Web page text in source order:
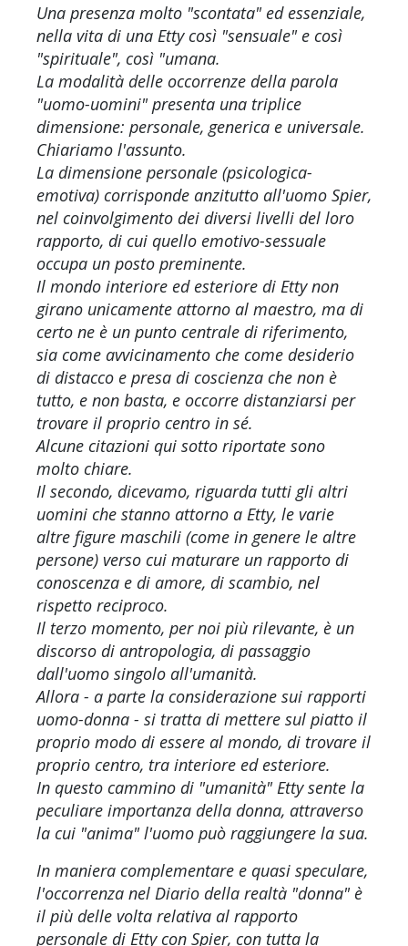
Una presenza molto "scontata" ed essenziale,
nella vita di una Etty così "sensuale" e così
"spirituale", così "umana.
La modalità delle occorrenze della parola
"uomo-uomini" presenta una triplice
dimensione: personale, generica e universale.
Chiariamo l'assunto.
La dimensione personale (psicologica-
emotiva) corrisponde anzitutto all'uomo Spier,
nel coinvolgimento dei diversi livelli del loro
rapporto, di cui quello emotivo-sessuale
occupa un posto preminente.
Il mondo interiore ed esteriore di Etty non
girano unicamente attorno al maestro, ma di
certo ne è un punto centrale di riferimento,
sia come avvicinamento che come desiderio
di distacco e presa di coscienza che non è
tutto, e non basta, e occorre distanziarsi per
trovare il proprio centro in sé.
Alcune citazioni qui sotto riportate sono
molto chiare.
Il secondo, dicevamo, riguarda tutti gli altri
uomini che stanno attorno a Etty, le varie
altre figure maschili (come in genere le altre
persone) verso cui maturare un rapporto di
conoscenza e di amore, di scambio, nel
rispetto reciproco.
Il terzo momento, per noi più rilevante, è un
discorso di antropologia, di passaggio
dall'uomo singolo all'umanità.
Allora - a parte la considerazione sui rapporti
uomo-donna - si tratta di mettere sul piatto il
proprio modo di essere al mondo, di trovare il
proprio centro, tra interiore ed esteriore.
In questo cammino di "umanità" Etty sente la
peculiare importanza della donna, attraverso
la cui "anima" l'uomo può raggiungere la sua.
In maniera complementare e quasi speculare,
l'occorrenza nel Diario della realtà "donna" è
il più delle volta relativa al rapporto
personale di Etty con Spier, con tutta la